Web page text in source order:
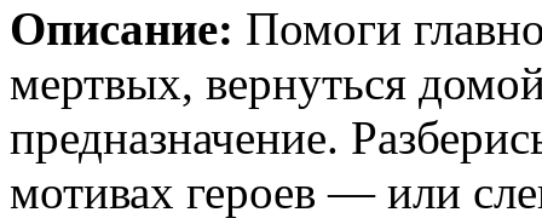
Описание: Помоги
мертвых, вернуться
предназначение.
мотивах героев — или